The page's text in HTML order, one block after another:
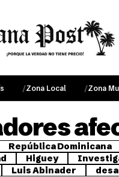
Zona Local Zona
República Dominicana
Higuey
Luis Abinader